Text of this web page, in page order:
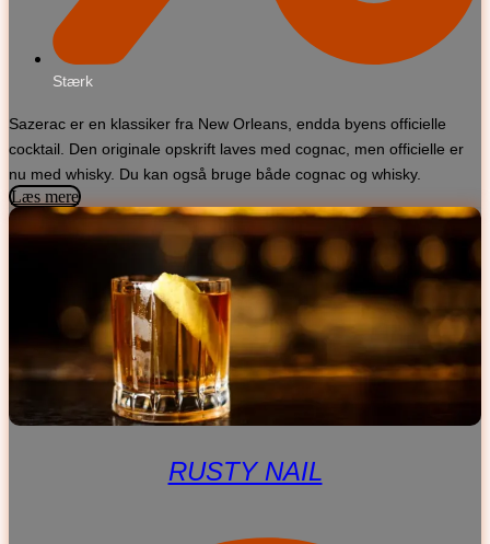
Stærk
Sazerac er en klassiker fra New Orleans, endda byens officielle
cocktail. Den originale opskrift laves med cognac, men officielle er
nu med whisky. Du kan også bruge både cognac og whisky.
Læs mere
RUSTY NAIL